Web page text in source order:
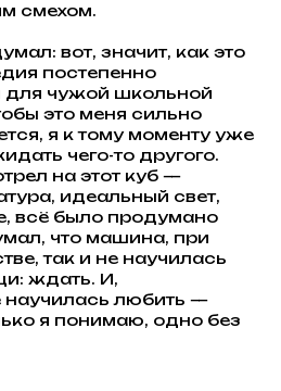
смехом.
вот, значит, как это
постепенно
для чужой школьной
это меня сильно
я к тому моменту уже
чего-то другого.
на этот куб —
идеальный свет,
всё было продумано
что машина, при
так и не научилась
ждать. И,
научилась любить —
я понимаю, одно без